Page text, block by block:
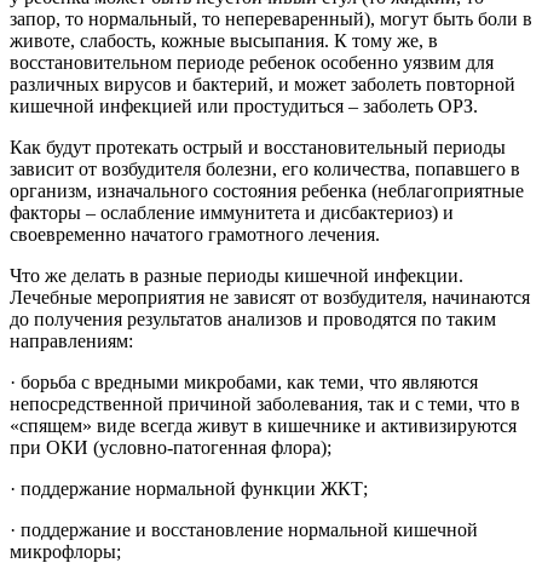
запор, то нормальный, то непереваренный), могут быть боли в
животе, слабость, кожные высыпания. К тому же, в
восстановительном периоде ребенок особенно уязвим для
различных вирусов и бактерий, и может заболеть повторной
кишечной инфекцией или простудиться – заболеть ОРЗ.
Как будут протекать острый и восстановительный периоды
зависит от возбудителя болезни, его количества, попавшего в
организм, изначального состояния ребенка (неблагоприятные
факторы – ослабление иммунитета и дисбактериоз) и
своевременно начатого грамотного лечения.
Что же делать в разные периоды кишечной инфекции.
Лечебные мероприятия не зависят от возбудителя, начинаются
до получения результатов анализов и проводятся по таким
направлениям:
· борьба с вредными микробами, как теми, что являются
непосредственной причиной заболевания, так и с теми, что в
«спящем» виде всегда живут в кишечнике и активизируются
при ОКИ (условно-патогенная флора);
· поддержание нормальной функции ЖКТ;
· поддержание и восстановление нормальной кишечной
микрофлоры;